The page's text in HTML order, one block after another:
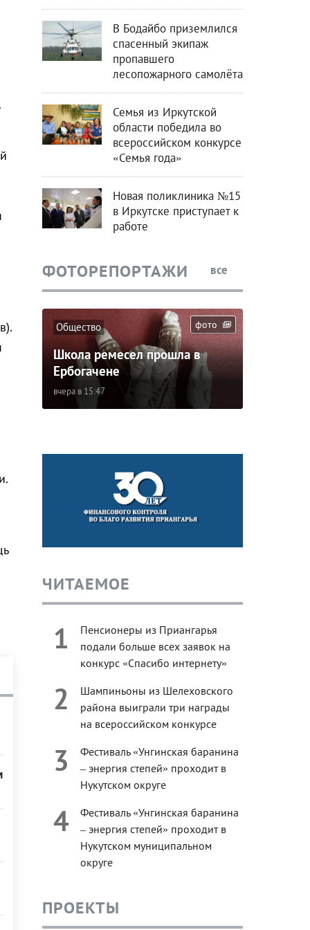
В Бодайбо приземлился
спасенный экипаж
пропавшего
лесопожарного самолёта
Семья из Иркутской
области победила во
всероссийском конкурсе
«Семья года»
Новая поликлиника №15
в Иркутске приступает к
работе
ФОТОРЕПОРТАЖИ все
фото
Общество
Школа ремесел прошла в
Ербогачене
вчера в 15:47
ЧИТАЕМОЕ
1
Пенсионеры из Приангарья
подали больше всех заявок на
конкурс «Спасибо интернету»
2
Шампиньоны из Шелеховского
района выиграли три награды
на всероссийском конкурсе
3
Фестиваль «Унгинская баранина
– энергия степей» проходит в
Нукутском округе
4
Фестиваль «Унгинская баранина
– энергия степей» проходит в
Нукутском муниципальном
округе
ПРОЕКТЫ